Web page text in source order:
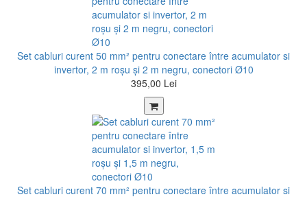
Set cabluri curent 50 mm² pentru conectare între acumulator si
invertor, 2 m roșu şi 2 m negru, conectori Ø10
395,00 Lei
Set cabluri curent 70 mm² pentru conectare între acumulator si